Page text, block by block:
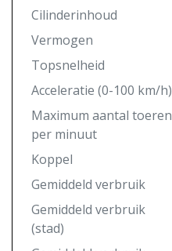
Cilinderinhoud
Vermogen
Topsnelheid
Acceleratie (0-100 km/h)
Maximum aantal toeren
per minuut
Koppel
Gemiddeld verbruik
Gemiddeld verbruik
(stad)